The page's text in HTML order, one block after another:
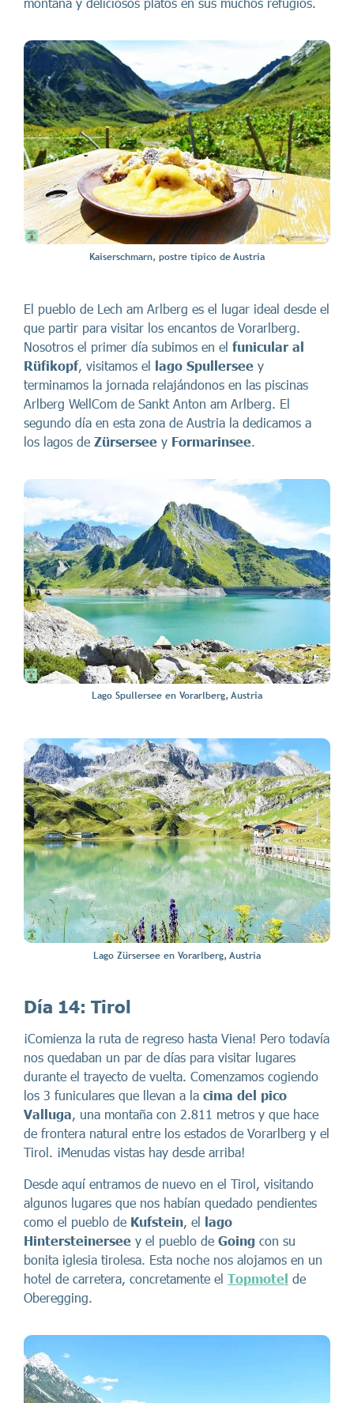
Kaiserschmarn, postre típico de Austria
El pueblo de Lech am Arlberg es el lugar ideal desde el
que partir para visitar los encantos de Vorarlberg.
Nosotros el primer día subimos en el funicular al
Rüfikopf, visitamos el lago Spullersee y
terminamos la jornada relajándonos en las piscinas
Arlberg WellCom de Sankt Anton am Arlberg. El
segundo día en esta zona de Austria la dedicamos a
los lagos de Zürsersee y Formarinsee.
Lago Spullersee en Vorarlberg, Austria
Lago Zürsersee en Vorarlberg, Austria
Día 14: Tirol
¡Comienza la ruta de regreso hasta Viena! Pero todavía
nos quedaban un par de días para visitar lugares
durante el trayecto de vuelta. Comenzamos cogiendo
los 3 funiculares que llevan a la cima del pico
Valluga, una montaña con 2.811 metros y que hace
de frontera natural entre los estados de Vorarlberg y el
Tirol. ¡Menudas vistas hay desde arriba!
Desde aquí entramos de nuevo en el Tirol, visitando
algunos lugares que nos habían quedado pendientes
como el pueblo de Kufstein, el
lago
Hintersteinersee y el pueblo de Going con su
bonita iglesia tirolesa. Esta noche nos alojamos en un
hotel de carretera, concretamente el Topmotel de
Oberegging.